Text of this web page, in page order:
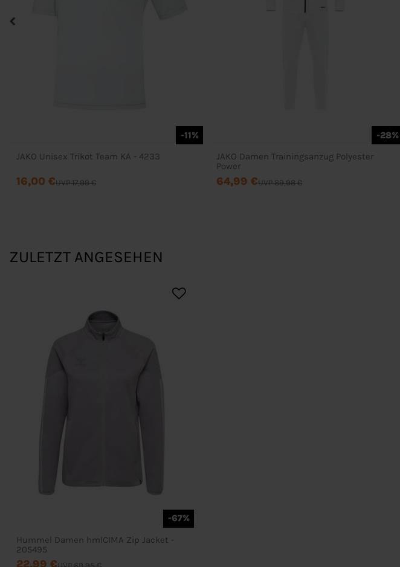
-11%
JAKO Unisex Trikot Team KA - 4233
UVP 17,99 €
16,00 €
-28%
JAKO Damen Trainingsanzug Polyester
Power
UVP 89,98 €
64,99 €
ZULETZT ANGESEHEN
-67%
Hummel Damen hmlCIMA Zip Jacket -
205495
22,99 €